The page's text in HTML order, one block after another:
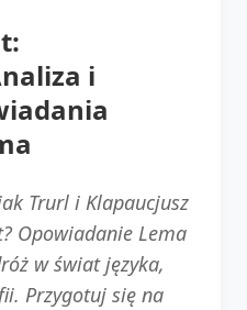
i
Trurl i Klapaucjusz
Opowiadanie Lema
w świat języka,
Przygotuj się na